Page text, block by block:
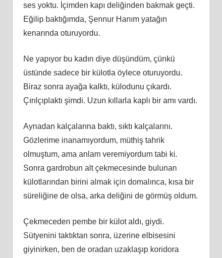
ses yoktu. İçimden kapı deliğinden bakmak geçti.
Eğilip baktığımda, Şennur Hanım yatağın
kenarında oturuyordu.
Ne yapıyor bu kadın diye düşündüm, çünkü
üstünde sadece bir külotla öylece oturuyordu.
Biraz sonra ayağa kalktı, külodunu çıkardı.
Çırılçıplaktı şimdi. Uzun kıllarla kaplı bir amı vardı.
Aynadan kalçalarına baktı, sıktı kalçalarını.
Gözlerime inanamıyordum, müthiş tahrik
olmuştum, ama anlam veremiyordum tabi ki.
Sonra gardrobun alt çekmecesinde bulunan
külotlarından birini almak için domalınca, kısa bir
süreliğine de olsa, arka deliğini de görmüş oldum.
Çekmeceden pembe bir külot aldı, giydi.
Sütyenini taktıktan sonra, üzerine elbisesini
giyinirken, ben de oradan uzaklaşıp koridora